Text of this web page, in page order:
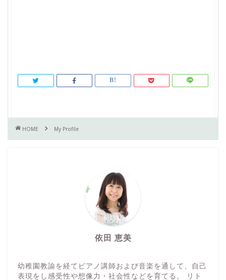
HOME My Profile
依田 恵美
幼稚園教諭を経てピアノ講師および音楽を通して、自己
表現をし感受性や想像力・社会性などを育てる。 リト